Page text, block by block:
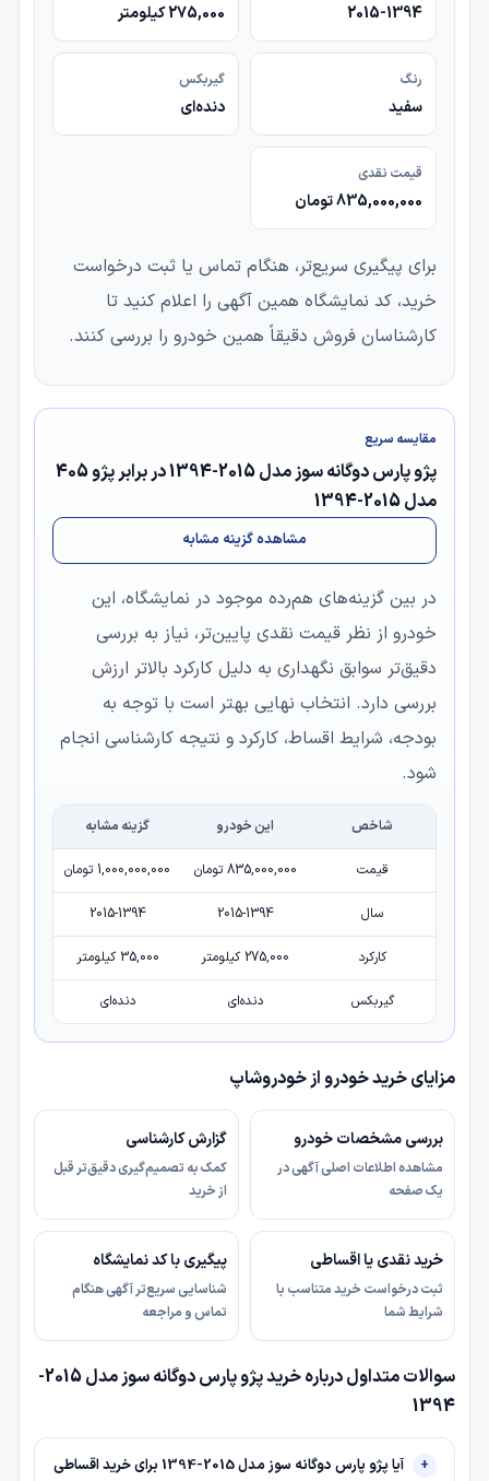
2015-1394 275,000 کیلومتر
رنگ
سفید
گیربکس
دنده‌ای
قیمت نقدی
835,000,000 تومان
برای پیگیری سریع‌تر، هنگام تماس یا ثبت درخواست
خرید، کد نمایشگاه همین آگهی را اعلام کنید تا
کارشناسان فروش دقیقاً همین خودرو را بررسی کنند.
مقایسه سریع
پژو پارس دوگانه سوز مدل 2015-1394 در برابر پژو 405
مدل 2015-1394
مشاهده گزینه مشابه
در بین گزینه‌های هم‌رده موجود در نمایشگاه، این
خودرو از نظر قیمت نقدی پایین‌تر، نیاز به بررسی
دقیق‌تر سوابق نگهداری به دلیل کارکرد بالاتر ارزش
بررسی دارد. انتخاب نهایی بهتر است با توجه به
بودجه، شرایط اقساط، کارکرد و نتیجه کارشناسی انجام
شود.
شاخص این خودرو گزینه مشابه
قیمت 835,000,000 تومان 1,000,000,000 تومان
سال 2015-1394
2015-1394
کارکرد 275,000 کیلومتر 35,000 کیلومتر
گیربکس دنده‌ای دنده‌ای
مزایای خرید خودرو از خودروشاپ
بررسی مشخصات خودرو
مشاهده اطلاعات اصلی آگهی در
یک صفحه
گزارش کارشناسی
کمک به تصمیم‌گیری دقیق‌تر قبل
از خرید
خرید نقدی یا اقساطی
ثبت درخواست خرید متناسب با
شرایط شما
پیگیری با کد نمایشگاه
شناسایی سریع‌تر آگهی هنگام
تماس و مراجعه
سوالات متداول درباره خرید پژو پارس دوگانه سوز مدل 2015-
1394
آیا پژو پارس دوگانه سوز مدل 2015-1394 برای خرید اقساطی